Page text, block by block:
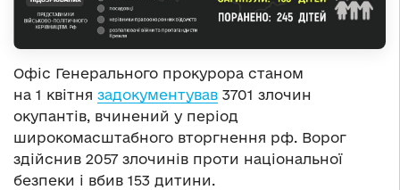
Офіс Генерального прокурора станом
на 1 квітня задокументував 3701 злочин
окупантів, вчинений у період
широкомасштабного вторгнення рф. Ворог
здійснив 2057 злочинів проти національної
безпеки і вбив 153 дитини.